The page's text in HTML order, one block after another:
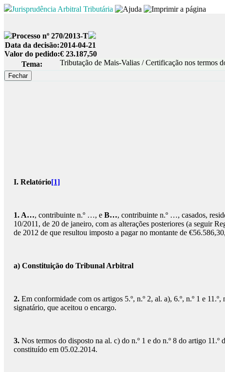
Jurisprudência Arbitral Tributária
Processo nº 270/2013-T
Data da decisão:2014-04-21
Valor do pedido:€ 23.187,50
Tema:
Tributação de Mais-Valias / Certificação nos termos
I. Relatório[1]
1. A…, contribuinte n.º …, e B…, contribuinte n.º …, casados,
10/2011, de 20 de janeiro, com as alterações posteriores (a seguir
de 2012 de que resultou imposto a pagar no montante de
a) Constituição do Tribunal Arbitral
2. Em conformidade com os artigos 5.º, n.º 2, al. a), 6.º, n.º 1 e
signatário, que aceitou o encargo.
3. Nos termos do disposto na al. c) do n.º 1 e do n.º 8 do artigo
constituído em 05.02.2014.